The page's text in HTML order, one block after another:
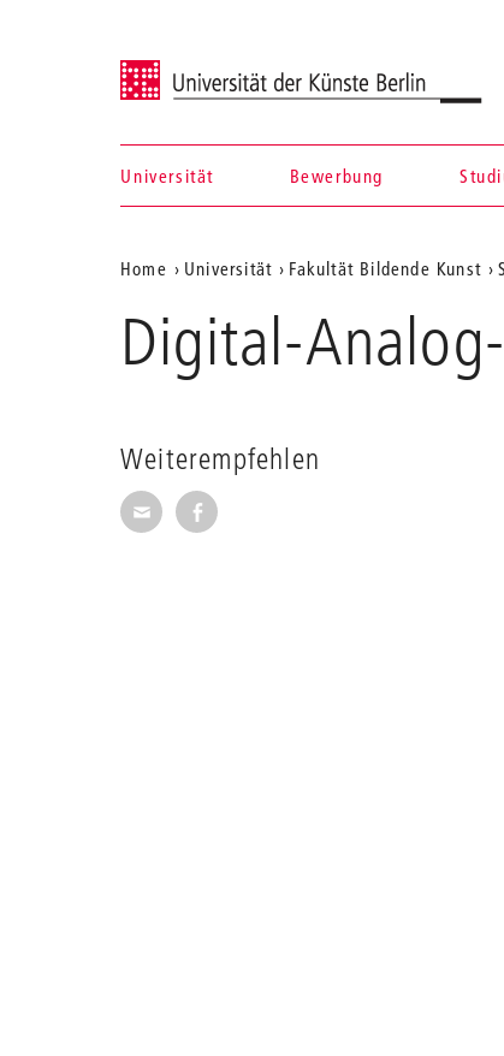
Universität der Künste Berlin
Navigation &
Suche
Universität Bewerbung
Aktuelle
Position
auf
Home Universität Fakultät Bildende Kunst
Digital-
Weiterempfehlen
Seite per E-Mail weiterempfehlen
Seite auf Facebook